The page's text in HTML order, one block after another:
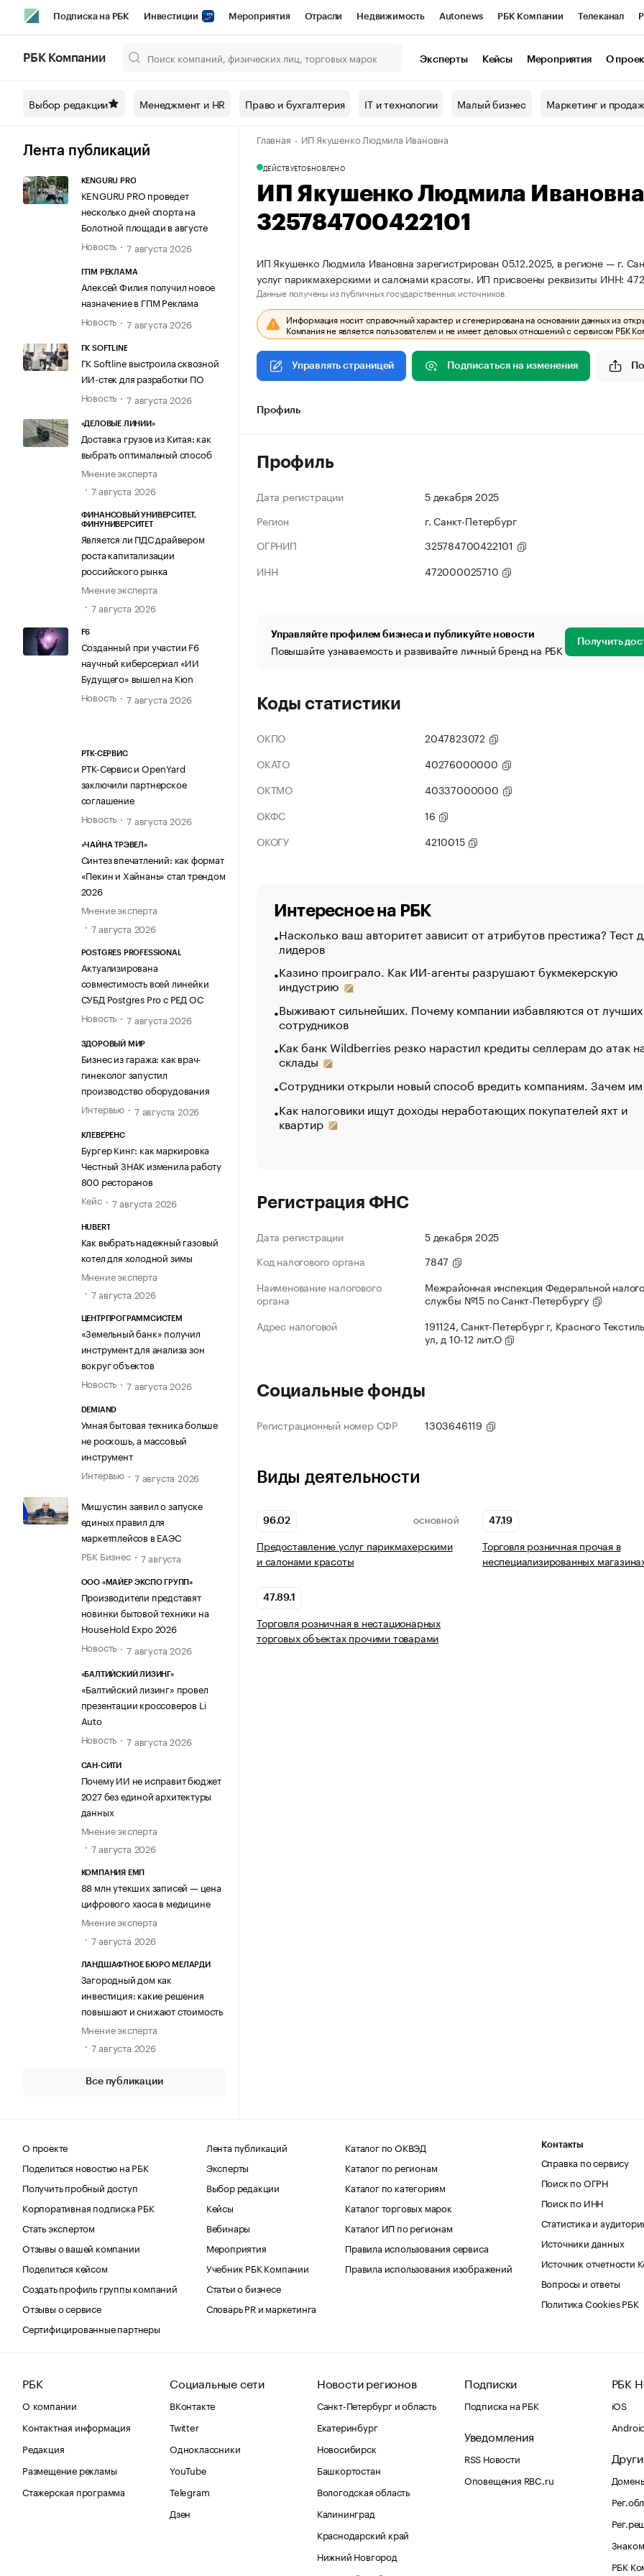
Подписка на РБК Инвестиции Мероприятия Отрасли Недвижимость Autonews РБК Компании Телеканал
Спецпроекты СПб Конференции СПб Спецпроекты Проверка контрагентов
Технологии и медиа Рынок наличной валюты
РБК Компании Эксперты Кейсы Мероприятия О
Выбор редакции Менеджмент и HR Право и бухгалтерия IT и технологии Малый бизнес Маркетинг и
Лента публикаций
KENGURU PRO
KENGURU PRO проведет
несколько дней спорта на
Болотной площади в августе
Новость
7 августа 2026
ГПМ РЕКЛАМА
Алексей Филия получил новое
назначение в ГПМ Реклама
Новость
7 августа 2026
ГК SOFTLINE
ГК Softline выстроила сквозной
ИИ-стек для разработки ПО
Новость
7 августа 2026
«ДЕЛОВЫЕ ЛИНИИ»
Доставка грузов из Китая: как
выбрать оптимальный способ
Мнение эксперта
7 августа 2026
ФИНАНСОВЫЙ УНИВЕРСИТЕТ,
ФИНУНИВЕРСИТЕТ
Является ли ПДС драйвером
роста капитализации
российского рынка
Мнение эксперта
7 августа 2026
F6
Созданный при участии F6
научный киберсериал «ИИ
Будущего» вышел на Kion
Новость
7 августа 2026
РТК-СЕРВИС
РТК-Сервис и OpenYard
заключили партнерское
соглашение
Новость
7 августа 2026
«ЧАЙНА ТРЭВЕЛ»
Синтез впечатлений: как формат
«Пекин и Хайнань» стал трендом
2026
Мнение эксперта
7 августа 2026
POSTGRES PROFESSIONAL
Актуализирована
совместимость всей линейки
СУБД Postgres Pro с РЕД ОС
Новость
7 августа 2026
ЗДОРОВЫЙ МИР
Бизнес из гаража: как врач-
гинеколог запустил
производство оборудования
Интервью
7 августа 2026
КЛЕВЕРЕНС
Бургер Кинг: как маркировка
Честный ЗНАК изменила работу
800 ресторанов
Кейс
7 августа 2026
HUBERT
Как выбрать надежный газовый
котел для холодной зимы
Мнение эксперта
7 августа 2026
ЦЕНТРПРОГРАММСИСТЕМ
«Земельный банк» получил
инструмент для анализа зон
вокруг объектов
Новость
7 августа 2026
DEMIAND
Умная бытовая техника больше
не роскошь, а массовый
инструмент
Интервью
7 августа 2026
Мишустин заявил о запуске
единых правил для
маркетплейсов в ЕАЭС
РБК Бизнес
7 августа
ООО «МАЙЕР ЭКСПО ГРУПП»
Производители представят
новинки бытовой техники на
HouseHold Expo 2026
Новость
7 августа 2026
«БАЛТИЙСКИЙ ЛИЗИНГ»
«Балтийский лизинг» провел
презентации кроссоверов Li
Auto
Новость
7 августа 2026
САН-СИТИ
Почему ИИ не исправит бюджет
2027 без единой архитектуры
данных
Мнение эксперта
7 августа 2026
КОМПАНИЯ ЕМП
88 млн утекших записей — цена
цифрового хаоса в медицине
Мнение эксперта
7 августа 2026
ЛАНДШАФТНОЕ БЮРО МЕЛАРДИ
Загородный дом как
инвестиция: какие решения
повышают и снижают стоимость
Мнение эксперта
7 августа 2026
Все публикации
Главная ИП Якушенко Людмила Ивановна
ДЕЙСТВУЕТОБНОВЛЕНО
ИП Якушенко Людмила
325784700422101
ИП Якушенко Людмила Ивановна зарегистрирован 05.12.2025, в регионе — г.
услуг парикмахерскими и салонами красоты. ИП присвоены реквизиты ИНН:
Данные получены из публичных государственных источников.
Информация носит справочный характер и сгенерирована на основании данных из
Компания не является пользователем и не имеет деловых отношений с сервисом РБК
Управлять страницей Подписаться на изменения
Профиль
Профиль
Дата регистрации
5 декабря 2025
Регион
г. Санкт-Петербург
ОГРНИП
325784700422101
ИНН
472000025710
Управляйте профилем бизнеса и публикуйте новости
Повышайте узнаваемость и развивайте личный бренд на РБК Получить
Коды статистики
ОКПО
2047823072
ОКАТО
40276000000
ОКТМО
40337000000
ОКФС
16
ОКОГУ
4210015
Интересное на РБК
Насколько ваш авторитет зависит от атрибутов престижа? Тест
лидеров
Казино проиграло. Как ИИ-агенты разрушают букмекерскую
индустрию
Выживают сильнейших. Почему компании избавляются от лучших
сотрудников
Как банк Wildberries резко нарастил кредиты селлерам до атак
склады
Сотрудники открыли новый способ вредить компаниям. Зачем
Как налоговики ищут доходы неработающих покупателей яхт и
квартир
Регистрация ФНС
Дата регистрации
5 декабря 2025
Код налогового органа
7847
Наименование налогового
органа
Межрайонная инспекция Федеральной
службы №15 по Санкт-Петербургу
Адрес налоговой
191124, Санкт-Петербург г, Красного
ул, д 10-12 лит.О
Социальные фонды
Регистрационный номер СФР 1303646119
Виды деятельности
96.02 ОСНОВНОЙ
Предоставление услуг парикмахерскими
и салонами красоты
47.19
Торговля розничная прочая в
неспециализированных
47.89.1
Торговля розничная в нестационарных
торговых объектах прочими товарами
О проекте
Поделиться новостью на РБК
Получить пробный доступ
Корпоративная подписка РБК
Стать экспертом
Отзывы о вашей компании
Поделиться кейсом
Создать профиль группы компаний
Отзывы о сервисе
Сертифицированные партнеры
Лента публикаций
Эксперты
Выбор редакции
Кейсы
Вебинары
Мероприятия
Учебник РБК Компании
Статьи о бизнесе
Словарь PR и маркетинга
Каталог по ОКВЭД
Каталог по регионам
Каталог по категориям
Каталог торговых марок
Каталог ИП по регионам
Правила использования сервиса
Правила использования изображений
Контакты
Справка по сервису
Поиск по ОГРН
Поиск по ИНН
Статистика и
Источники данных
Источник отчетности
Вопросы и ответы
Политика Cookies РБК
РБК
О компании
Контактная информация
Редакция
Размещение рекламы
Стажерская программа
Социальные сети
ВКонтакте
Twitter
Одноклассники
YouTube
Telegram
Дзен
Новости регионов
Санкт-Петербург и область
Екатеринбург
Новосибирск
Башкортостан
Вологодская область
Калининград
Краснодарский край
Нижний Новгород
Подписки
Подписка на РБК
Уведомления
RSS Новости
Оповещения RBC.ru
РБК
iOS
РБК